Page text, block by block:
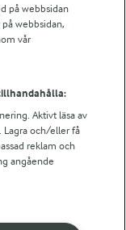
på webbsidan
webbsidan,
vår
Aktivt läsa av
Lagra och/eller få
reklam och
angående